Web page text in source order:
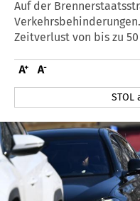
Auf der
Zeitverlust von bis zu
STOL